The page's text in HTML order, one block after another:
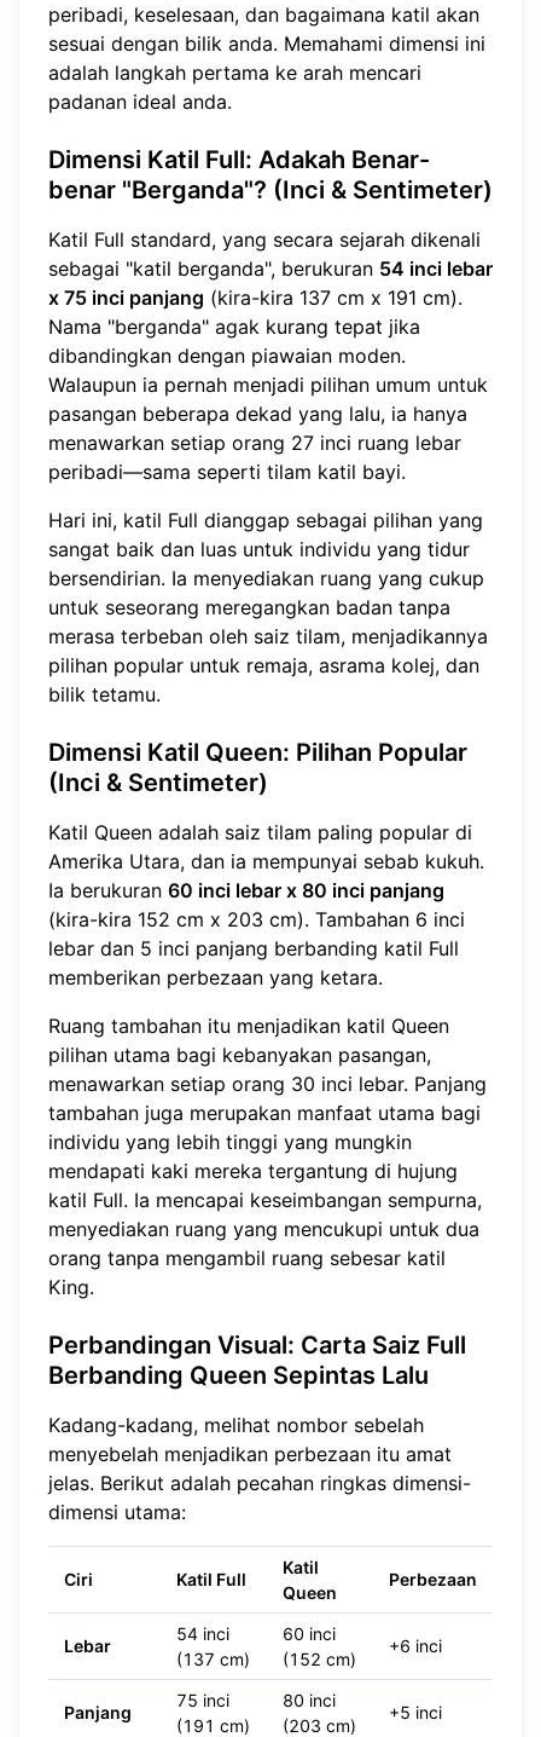
peribadi, keselesaan, dan bagaimana katil akan
sesuai dengan bilik anda. Memahami dimensi ini
adalah langkah pertama ke arah mencari
padanan ideal anda.
Dimensi Katil Full: Adakah Benar-
benar "Berganda"? (Inci & Sentimeter)
Katil Full standard, yang secara sejarah dikenali
sebagai "katil berganda", berukuran 54 inci lebar
x 75 inci panjang (kira-kira 137 cm x 191 cm).
Nama "berganda" agak kurang tepat jika
dibandingkan dengan piawaian moden.
Walaupun ia pernah menjadi pilihan umum untuk
pasangan beberapa dekad yang lalu, ia hanya
menawarkan setiap orang 27 inci ruang lebar
peribadi—sama seperti tilam katil bayi.
Hari ini, katil Full dianggap sebagai pilihan yang
sangat baik dan luas untuk individu yang tidur
bersendirian. Ia menyediakan ruang yang cukup
untuk seseorang meregangkan badan tanpa
merasa terbeban oleh saiz tilam, menjadikannya
pilihan popular untuk remaja, asrama kolej, dan
bilik tetamu.
Dimensi Katil Queen: Pilihan Popular
(Inci & Sentimeter)
Katil Queen adalah saiz tilam paling popular di
Amerika Utara, dan ia mempunyai sebab kukuh.
Ia berukuran 60 inci lebar x 80 inci panjang
(kira-kira 152 cm x 203 cm). Tambahan 6 inci
lebar dan 5 inci panjang berbanding katil Full
memberikan perbezaan yang ketara.
Ruang tambahan itu menjadikan katil Queen
pilihan utama bagi kebanyakan pasangan,
menawarkan setiap orang 30 inci lebar. Panjang
tambahan juga merupakan manfaat utama bagi
individu yang lebih tinggi yang mungkin
mendapati kaki mereka tergantung di hujung
katil Full. Ia mencapai keseimbangan sempurna,
menyediakan ruang yang mencukupi untuk dua
orang tanpa mengambil ruang sebesar katil
King.
Perbandingan Visual: Carta Saiz Full
Berbanding Queen Sepintas Lalu
Kadang-kadang, melihat nombor sebelah
menyebelah menjadikan perbezaan itu amat
jelas. Berikut adalah pecahan ringkas dimensi-
dimensi utama:
Ciri Katil Full
Katil
Queen
Perbezaan
Lebar
54 inci
(137 cm)
60 inci
(152 cm)
+6 inci
Panjang
75 inci
(191 cm)
80 inci
(203 cm)
+5 inci